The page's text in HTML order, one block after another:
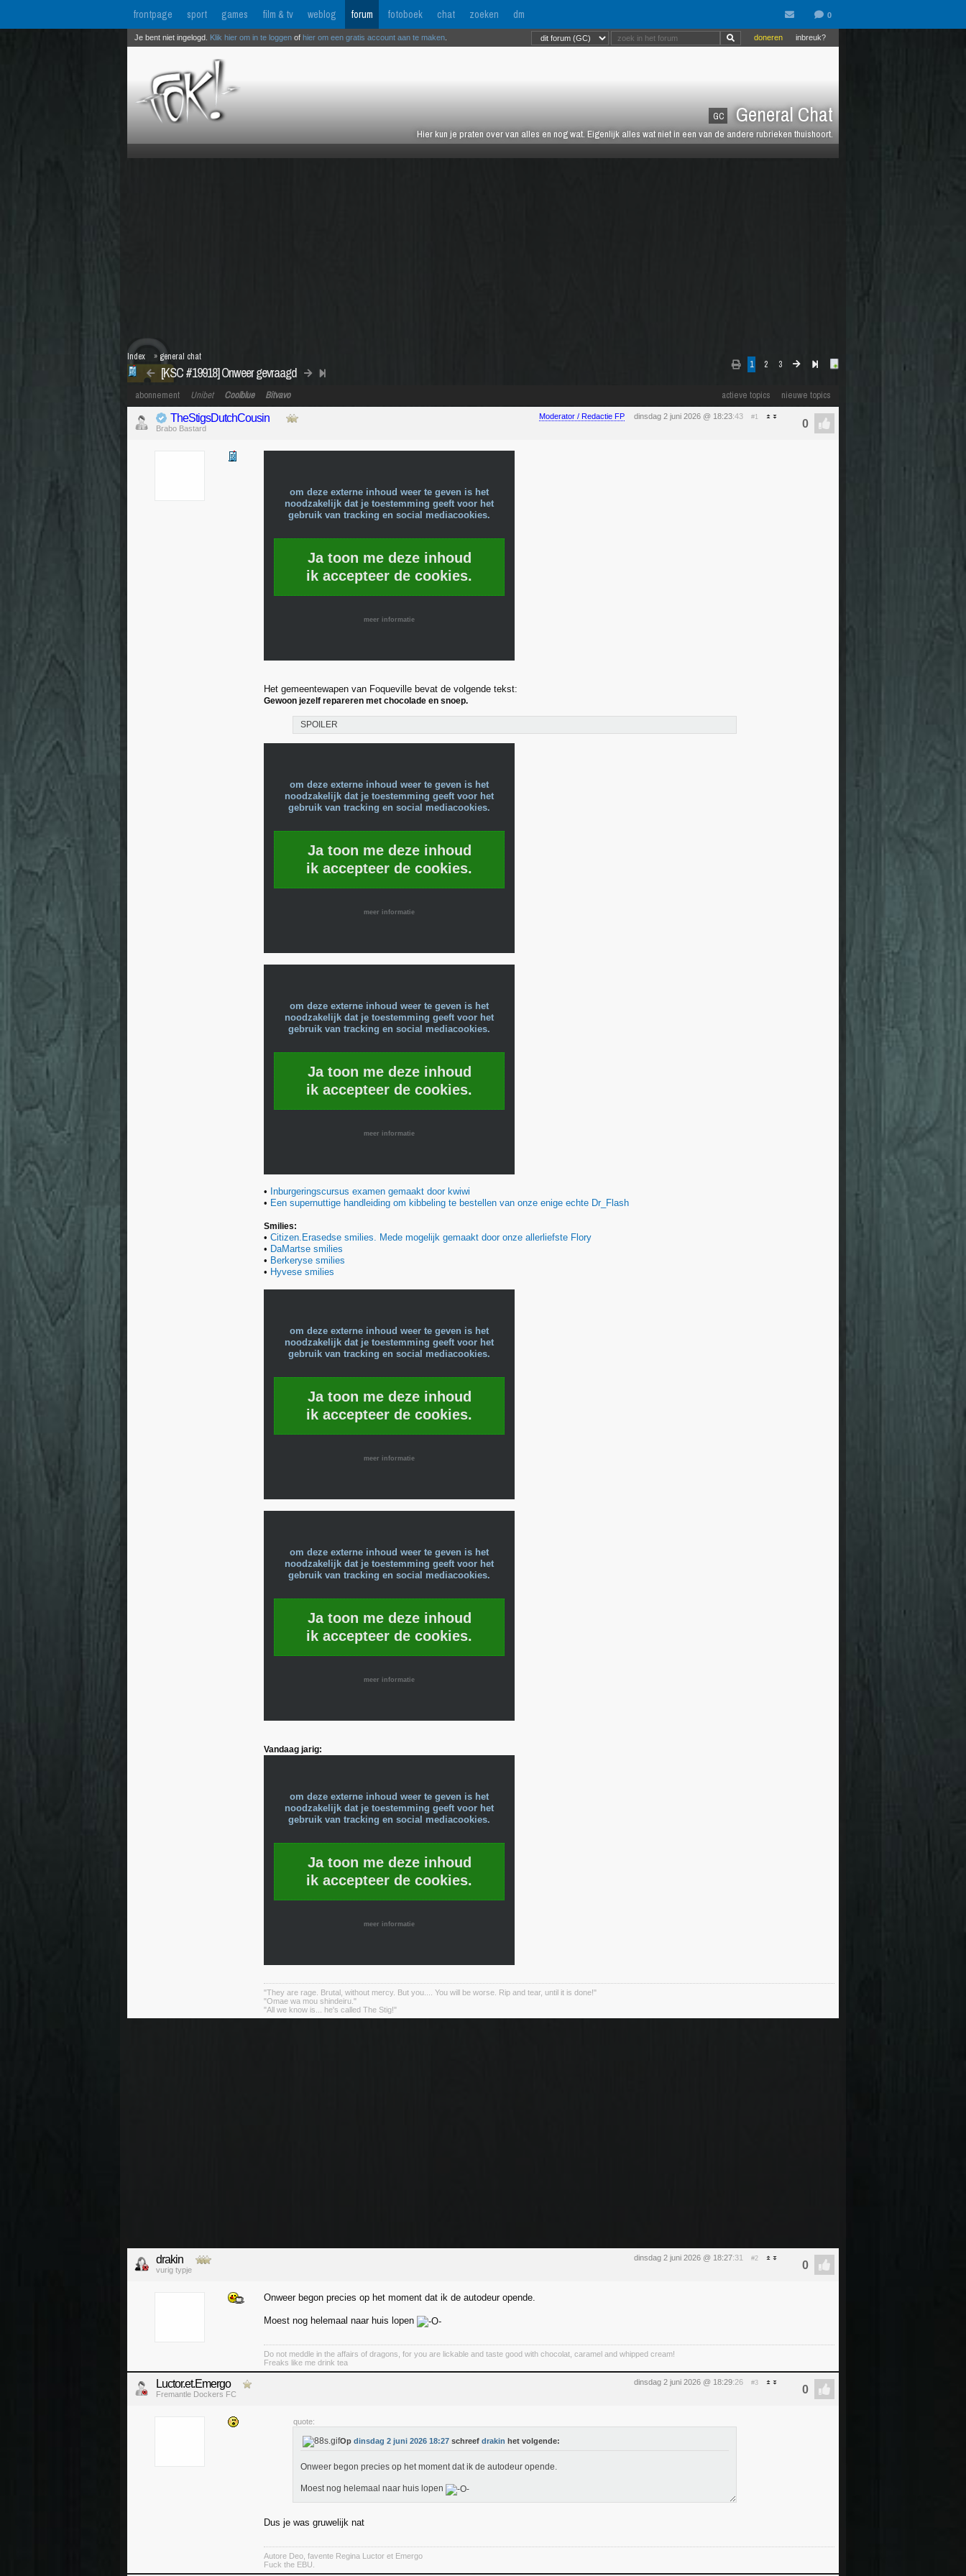
frontpage sport games film & tv weblog forum fotoboek chat zoeken dm
GC General Chat
Hier kun je praten over van alles en nog wat. Eigenlijk alles wat niet in een van de andere rubrieken thuishoort.
inbreuk?
doneren
Je bent niet ingelogd. Klik hier om in te loggen of hier om een gratis account aan te maken
1 2 3
[KSC #19918] Onweer gevraagd
Index » general chat
actieve topics nieuwe topics
abonnement Unibet Coolblue Bitvavo
Moderator / Redactie FP dinsdag 2 juni 2026 @ 18:23:43 #1
TheStigsDutchCousin
Brabo Bastard
om deze externe inhoud weer te geven is het
noodzakelijk dat je toestemming geeft voor het
gebruik van tracking en social mediacookies.
Ja toon me deze inhoud
ik accepteer de cookies.
meer informatie
Het gemeentewapen van Foqueville bevat de volgende tekst:
Gewoon jezelf repareren met chocolade en snoep.
SPOILER
om deze externe inhoud weer te geven is het
noodzakelijk dat je toestemming geeft voor het
gebruik van tracking en social mediacookies.
Ja toon me deze inhoud
ik accepteer de cookies.
meer informatie
om deze externe inhoud weer te geven is het
noodzakelijk dat je toestemming geeft voor het
gebruik van tracking en social mediacookies.
Ja toon me deze inhoud
ik accepteer de cookies.
meer informatie
• Inburgeringscursus examen gemaakt door kwiwi
• Een supernuttige handleiding om kibbeling te bestellen van onze enige echte Dr_Flash
Smilies:
• Citizen.Erasedse smilies. Mede mogelijk gemaakt door onze allerliefste Flory
• DaMartse smilies
• Berkeryse smilies
• Hyvese smilies
om deze externe inhoud weer te geven is het
noodzakelijk dat je toestemming geeft voor het
gebruik van tracking en social mediacookies.
Ja toon me deze inhoud
ik accepteer de cookies.
meer informatie
om deze externe inhoud weer te geven is het
noodzakelijk dat je toestemming geeft voor het
gebruik van tracking en social mediacookies.
Ja toon me deze inhoud
ik accepteer de cookies.
meer informatie
Vandaag jarig:
om deze externe inhoud weer te geven is het
noodzakelijk dat je toestemming geeft voor het
gebruik van tracking en social mediacookies.
Ja toon me deze inhoud
ik accepteer de cookies.
meer informatie
"They are rage. Brutal, without mercy. But you.... You will be worse. Rip and tear, until it is done!"
"Omae wa mou shindeiru."
"All we know is... he's called The Stig!"
dinsdag 2 juni 2026 @ 18:27:31 #2
drakin
vurig typje
Onweer begon precies op het moment dat ik de autodeur opende.
Moest nog helemaal naar huis lopen
Do not meddle in the affairs of dragons, for you are lickable and taste good with chocolat, caramel and whipped cream!
Freaks like me drink tea
dinsdag 2 juni 2026 @ 18:29:26 #3
Luctor.et.Emergo
Fremantle Dockers FC
quote:
Op dinsdag 2 juni 2026 18:27 schreef drakin het volgende:
Onweer begon precies op het moment dat ik de autodeur opende.
Moest nog helemaal naar huis lopen
Dus je was gruwelijk nat
Autore Deo, favente Regina Luctor et Emergo
Fuck the EBU.